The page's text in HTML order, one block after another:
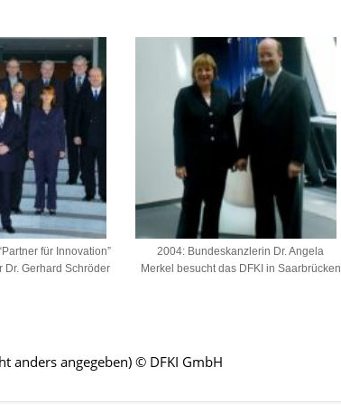
für Innovation”
Dr. Gerhard Schröder
2004: Bundeskanzlerin Dr. Angela
Merkel besucht das DFKI in Saarbrücken
anders angegeben) © DFKI GmbH